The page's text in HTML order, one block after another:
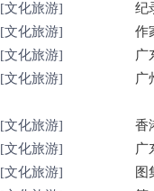
[文化旅游]
纪
[文化旅游]
作
[文化旅游]
广
[文化旅游]
广
[文化旅游]
香
[文化旅游]
广
[文化旅游]
图